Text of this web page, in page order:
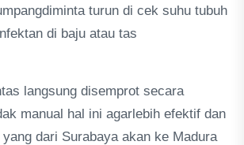
turun di cek suhu tubuh
di baju atau tas
langsung disemprot secara
manual hal ini agarlebih efektif dan
dari Surabaya akan ke Madura